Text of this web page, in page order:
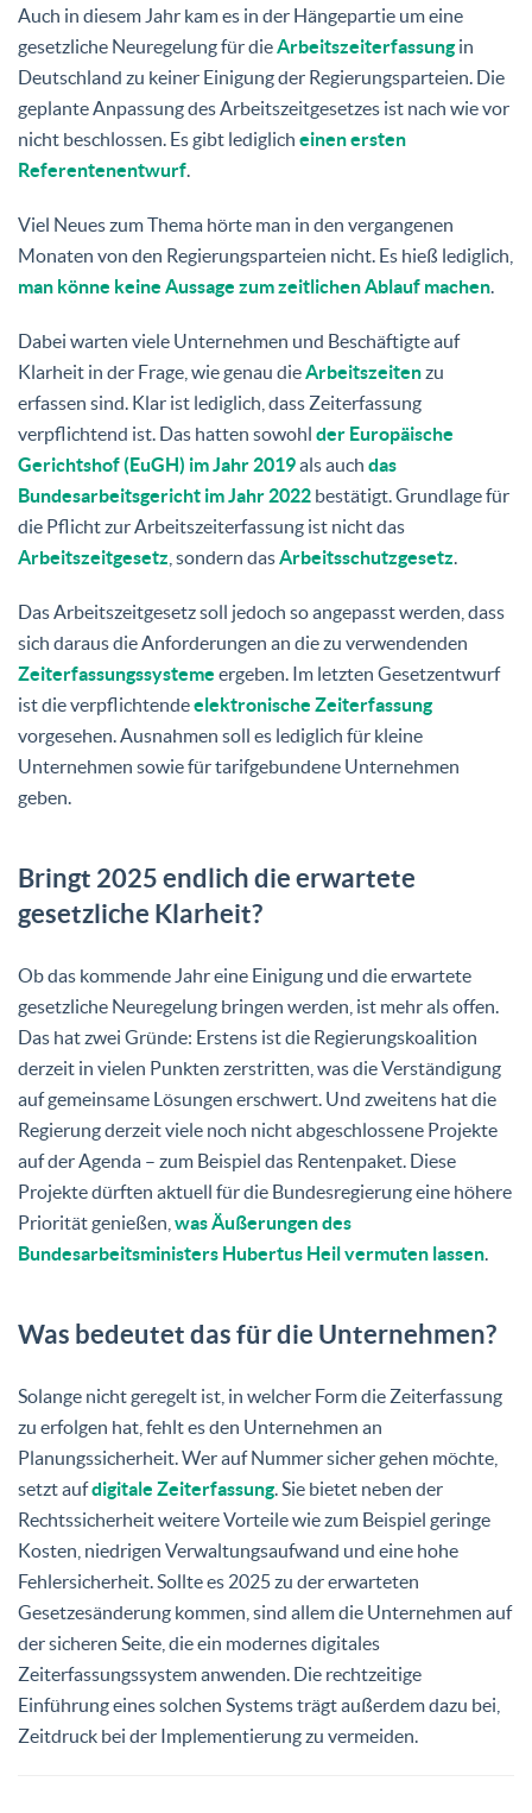
Auch in diesem Jahr kam es in der Hängepartie um eine
gesetzliche Neuregelung für dieArbeitszeiterfassungin
Deutschland zu keiner Einigung der Regierungsparteien. Die
geplante Anpassung des Arbeitszeitgesetzes ist nach wie vor
nicht beschlossen. Es gibt lediglich einen ersten
Referentenentwurf.
Viel Neues zum Thema hörte man in den vergangenen
Monaten von den Regierungsparteien nicht. Es hieß lediglich,
man könne keine Aussage zum zeitlichen Ablauf machen.
Dabei warten viele Unternehmen und Beschäftigte auf
Klarheit in der Frage, wie genau dieArbeitszeitenzu
erfassen sind. Klar ist lediglich, dass Zeiterfassung
verpflichtend ist. Das hatten sowohl der Europäische
Gerichtshof (EuGH) im Jahr 2019als auch das
Bundesarbeitsgericht im Jahr 2022 bestätigt. Grundlage für
die Pflicht zur Arbeitszeiterfassung ist nicht das
Arbeitszeitgesetz , sondern dasArbeitsschutzgesetz.
Das Arbeitszeitgesetz soll jedoch so angepasst werden, dass
sich daraus die Anforderungen an die zu verwendenden
Zeiterfassungssysteme ergeben. Im letzten Gesetzentwurf
ist die verpflichtendeelektronische Zeiterfassung
vorgesehen. Ausnahmen soll es lediglich für kleine
Unternehmen sowie für tarifgebundene Unternehmen
geben.
Bringt 2025 endlich die erwartete
gesetzliche Klarheit?
Ob das kommende Jahr eine Einigung und die erwartete
gesetzliche Neuregelung bringen werden, ist mehr als offen.
Das hat zwei Gründe: Erstens ist die Regierungskoalition
derzeit in vielen Punkten zerstritten, was die Verständigung
auf gemeinsame Lösungen erschwert. Und zweitens hat die
Regierung derzeit viele noch nicht abgeschlossene Projekte
auf der Agenda – zum Beispiel das Rentenpaket. Diese
Projekte dürften aktuell für die Bundesregierung eine höhere
Priorität genießen, was Äußerungen des
Bundesarbeitsministers Hubertus Heil vermuten lassen.
Was bedeutet das für die Unternehmen?
Solange nicht geregelt ist, in welcher Form die Zeiterfassung
zu erfolgen hat, fehlt es den Unternehmen an
Planungssicherheit. Wer auf Nummer sicher gehen möchte,
setzt aufdigitale Zeiterfassung. Sie bietet neben der
Rechtssicherheit weitere Vorteile wie zum Beispiel geringe
Kosten, niedrigen Verwaltungsaufwand und eine hohe
Fehlersicherheit. Sollte es 2025 zu der erwarteten
Gesetzesänderung kommen, sind allem die Unternehmen auf
der sicheren Seite, die ein modernes digitales
Zeiterfassungssystem anwenden. Die rechtzeitige
Einführung eines solchen Systems trägt außerdem dazu bei,
Zeitdruck bei der Implementierung zu vermeiden.